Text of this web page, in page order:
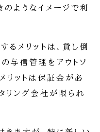
ようなイメージで利
るメリットは、貸し倒
与信管理をアウトソ
リットは保証金が必
リング会社が限られ